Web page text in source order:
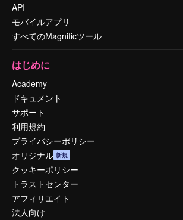
API
モバイルアプリ
すべてのMagnificツール
はじめに
Academy
ドキュメント
サポート
利用規約
プライバシーポリシー
オリジナル 新規
クッキーポリシー
トラストセンター
アフィリエイト
法人向け